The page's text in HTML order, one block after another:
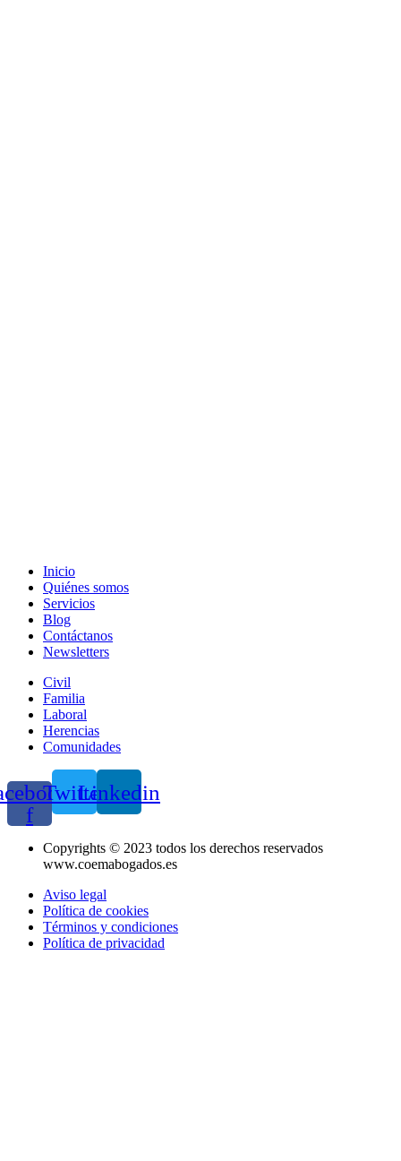
Inicio
Quiénes somos
Servicios
Blog
Contáctanos
Newsletters
Civil
Familia
Laboral
Herencias
Comunidades
f
TwitterLinkedin
Copyrights © 2023 todos los derechos reservados
www.coemabogados.es
Aviso legal
Política de cookies
Términos y condiciones
Política de privacidad